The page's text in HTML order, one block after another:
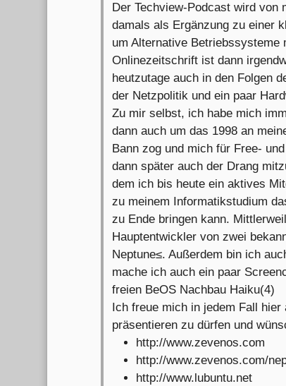
Der Techview-Podcast wird von
damals als Ergänzung zu einer
um Alternative Betriebssysteme
Onlinezeitschrift ist dann
heutzutage auch in den Folgen
der Netzpolitik und ein paar
Zu mir selbst, ich habe mich
dann auch um das 1998 an
Bann zog und mich für Free-
dann später auch der Drang
dem ich bis heute ein aktives
zu meinem Informatikstudium
zu Ende bringen kann.
Hauptentwickler von zwei
Neptune≤. Außerdem bin ich
mache ich auch ein paar
freien BeOS Nachbau Haiku(4)
Ich freue mich in jedem Fall
präsentieren zu dürfen und
http://www.zevenos.com
http://www.zevenos.com/
http://www.lubuntu.net